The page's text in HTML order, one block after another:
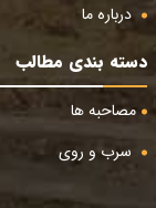
درباره ما
دسته بندی مطالب
مصاحبه ها
سرب و روی